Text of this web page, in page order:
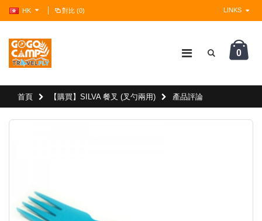
HK 對比 (0) LINKS
0
首頁 【購買】SILVA 餐叉 (叉勺兩用) 產品評論